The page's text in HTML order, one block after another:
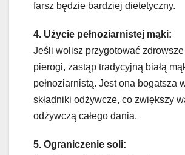
farsz będzie bardziej dietetyczny.
4. Użycie pełnoziarnistej mąki:
Jeśli wolisz przygotować
pierogi, zastąp tradycyjną białą
pełnoziarnistą. Jest ona bogatsza
składniki odżywcze, co zwiększy
odżywczą całego dania.
5. Ograniczenie soli: